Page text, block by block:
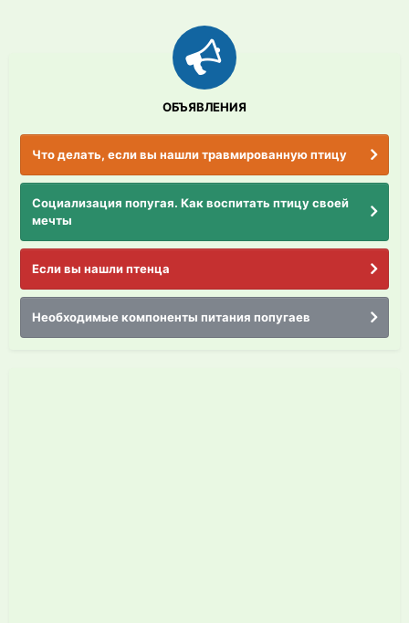
ОБЪЯВЛЕНИЯ
Что делать, если вы нашли травмированную птицу
Социализация попугая. Как воспитать птицу своей
мечты
Если вы нашли птенца
Необходимые компоненты питания попугаев